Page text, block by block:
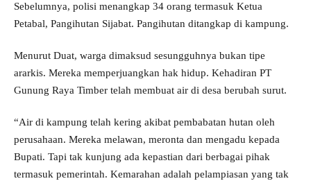
Sebelumnya, polisi menangkap 34 orang termasuk Ketua
Petabal, Pangihutan Sijabat. Pangihutan ditangkap di kampung.
Menurut Duat, warga dimaksud sesungguhnya bukan tipe
ararkis. Mereka memperjuangkan hak hidup. Kehadiran PT
Gunung Raya Timber telah membuat air di desa berubah surut.
“Air di kampung telah kering akibat pembabatan hutan oleh
perusahaan. Mereka melawan, meronta dan mengadu kepada
Bupati. Tapi tak kunjung ada kepastian dari berbagai pihak
termasuk pemerintah. Kemarahan adalah pelampiasan yang tak